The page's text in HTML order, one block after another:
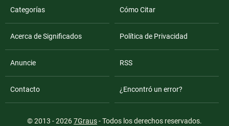
Categorías Cómo Citar
Acerca de Significados Política de Privacidad
Anuncie RSS
Contacto ¿Encontró un error?
© 2013 - 20267Graus- Todos los derechos reservados.